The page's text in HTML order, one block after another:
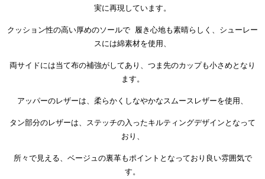
実に再現しています。
クッション性の高い厚めのソールで 履き心地も素晴らしく、シューレー
スには綿素材を使用、
両サイドには当て布の補強がしてあり、つま先のカップも小さめとなり
ます。
アッパーのレザーは、柔らかくしなやかなスムースレザーを使用、
タン部分のレザーは、ステッチの入ったキルティングデザインとなって
おり、
所々で見える、ベージュの裏革もポイントとなっており良い雰囲気で
す。